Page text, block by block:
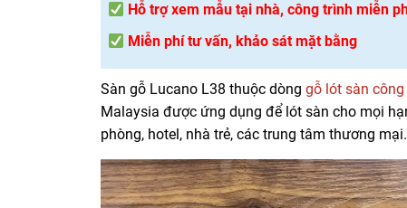
Hỗ trợ xem mẫu tại nhà, công trình miễn
Miễn phí tư vấn, khảo sát mặt bằng
Sàn gỗ Lucano L38 thuộc dòng gỗ lót sàn
Malaysia được ứng dụng để lót sàn cho mọi
phòng, hotel, nhà trẻ, các trung tâm thương